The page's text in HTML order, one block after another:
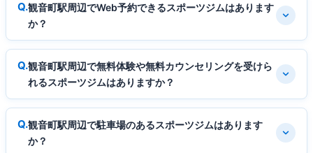
観音町駅周辺でWeb予約できるスポーツジムはあります
か？
観音町駅周辺で無料体験や無料カウンセリングを受けら
れるスポーツジムはありますか？
観音町駅周辺で駐車場のあるスポーツジムはあります
か？